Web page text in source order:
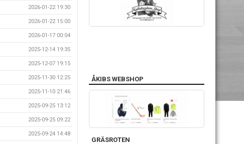
2026-01-22 19:30
2026-01-22 15:00
2026-01-17 00:04
2025-12-14 19:35
2025-12-07 19:15
2025-11-30 12:25
2025-11-10 21:46
2025-09-25 13:12
2025-09-25 09:22
2025-09-24 14:48
ÅKIBS WEBSHOP
GRÄSROTEN